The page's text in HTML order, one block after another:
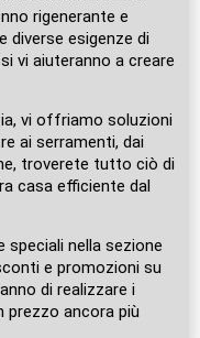
rigenerante e
diverse esigenze di
vi aiuteranno a creare
vi offriamo soluzioni
ai serramenti, dai
troverete tutto ciò di
casa efficiente dal
nella sezione
e promozioni su
di realizzare i
ancora più